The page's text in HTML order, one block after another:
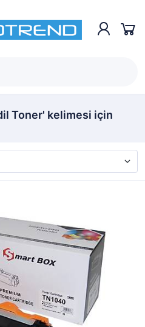
Toner' kelimesi için